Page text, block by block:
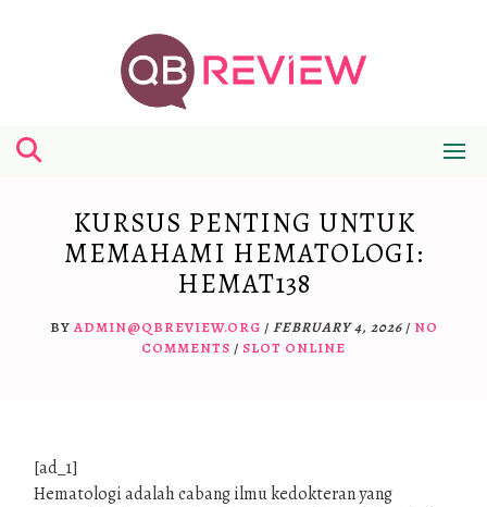
KURSUS PENTING UNTUK
MEMAHAMI HEMATOLOGI:
HEMAT138
BY ADMIN@QBREVIEW.ORG / FEBRUARY 4, 2026/ NO
COMMENTS / SLOT ONLINE
[ad_1]
Hematologi adalah cabang ilmu kedokteran yang